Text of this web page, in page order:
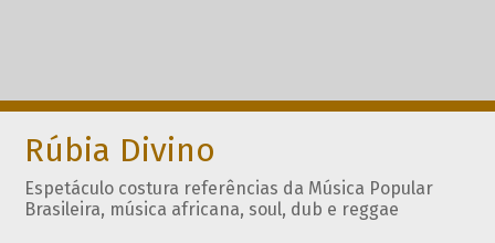
Rúbia Divino
Espetáculo costura referências da Música Popular
Brasileira, música africana, soul, dub e reggae